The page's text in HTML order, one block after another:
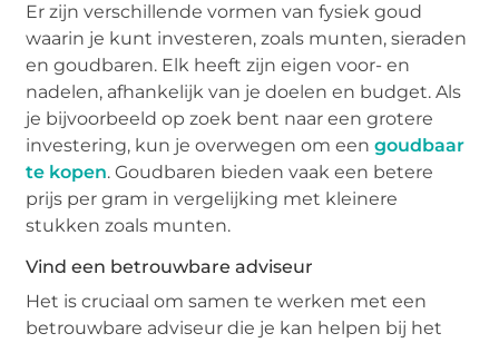
Er zijn verschillende vormen van fysiek goud
waarin je kunt investeren, zoals munten, sieraden
en goudbaren. Elk heeft zijn eigen voor- en
nadelen, afhankelijk van je doelen en budget. Als
je bijvoorbeeld op zoek bent naar een grotere
investering, kun je overwegen om eengoudbaar
te kopen. Goudbaren bieden vaak een betere
prijs per gram in vergelijking met kleinere
stukken zoals munten.
Vind een betrouwbare adviseur
Het is cruciaal om samen te werken met een
betrouwbare adviseur die je kan helpen bij het